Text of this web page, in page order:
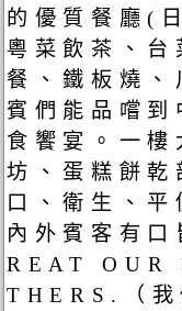
的優質餐廳(
粵菜飲茶、台
餐、鐵板燒
賓們能品嚐到
食饗宴。一樓
坊、蛋糕餅乾
口、衛生、平
內外賓客有
REAT OUR
THERS.（我